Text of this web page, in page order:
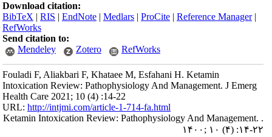
Download citation:
BibTeX |RIS |EndNote |Medlars |ProCite |Reference Manager
RefWorks
Send citation to:
Mendeley
Zotero RefWorks
Fouladi F, Aliakbari F, Khataee M, Esfahani H. Ketamin
Intoxication Review: Pathophysiology And Management. J Emerg
Health Care 2021; 10 (4) :14-22
URL:http://intjmi.com/article-1-714-fa.html
Ketamin Intoxication Review: Pathophysiology And Management. .
۱۴۰۰; ۱۰ (۴) :۱۴-۲۲